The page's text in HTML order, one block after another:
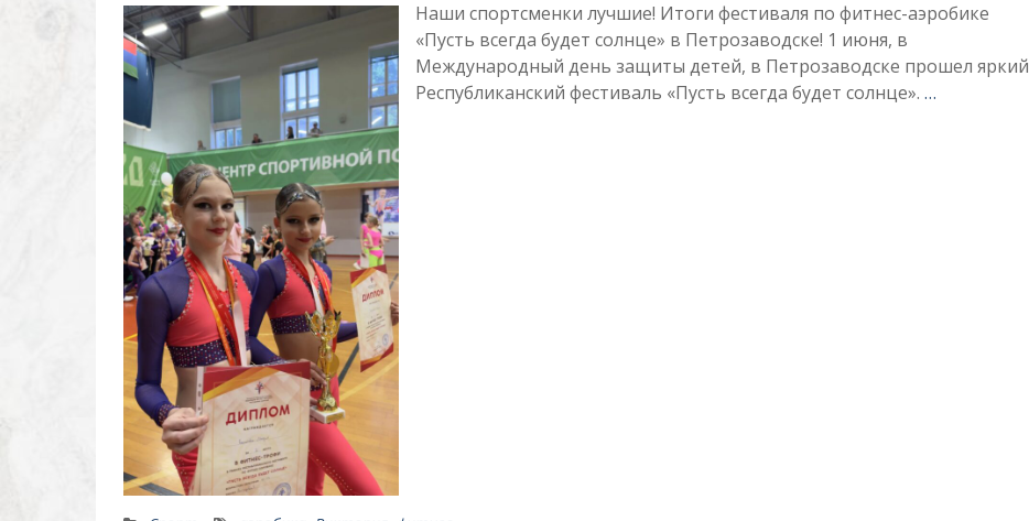
Наши спортсменки лучшие! Итоги фестиваля по фитнес-аэробике
«Пусть всегда будет солнце» в Петрозаводске! 1 июня, в
Международный день защиты детей, в Петрозаводске прошел яркий
Республиканский фестиваль «Пусть всегда будет солнце». …